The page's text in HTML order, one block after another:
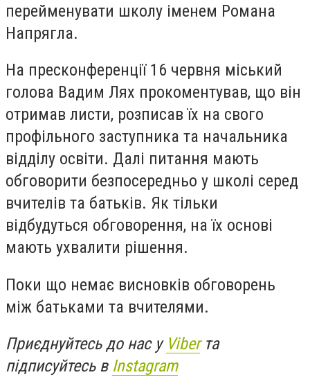
перейменувати школу іменем Романа
Напрягла.
На пресконференції 16 червня міський
голова Вадим Лях прокоментував, що він
отримав листи, розписав їх на свого
профільного заступника та начальника
відділу освіти. Далі питання мають
обговорити безпосередньо у школі серед
вчителів та батьків. Як тільки
відбудуться обговорення, на їх основі
мають ухвалити рішення.
Поки що немає висновків обговорень
між батьками та вчителями.
Приєднуйтесь до нас у Viberта
підписуйтесь в Instagram